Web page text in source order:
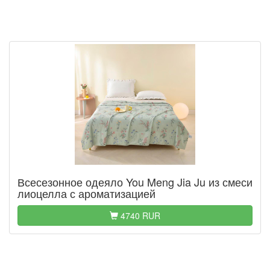
Всесезонное одеяло You Meng Jia Ju из смеси
лиоцелла с ароматизацией
4740 RUR